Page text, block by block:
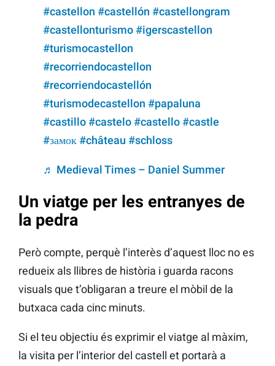
#castellon #castellón #castellongram
#castellonturismo#igerscastellon
#turismocastellon
#recorriendocastellon
#recorriendocastellón
#turismodecastellon #papaluna
#castillo#castelo#castello#castle
#замок#château #schloss
♬ Medieval Times – Daniel Summer
Un viatge per les entranyes de
la pedra
Però compte, perquè l’interès d’aquest lloc no es
redueix als llibres de història i guarda racons
visuals que t’obligaran a treure el mòbil de la
butxaca cada cinc minuts.
Si el teu objectiu és exprimir el viatge al màxim,
la visita per l’interior del castell et portarà a